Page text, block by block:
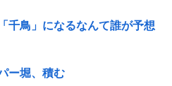
千鳥」になるなんて誰が予想
ー堀、積む